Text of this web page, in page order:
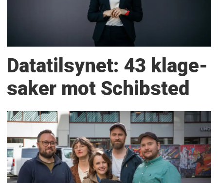
Datatilsynet: 43 klage­
saker mot Schibsted